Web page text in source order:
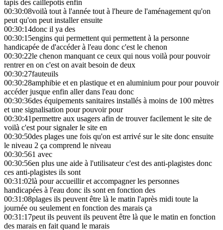
tapis des caillepotis enfin
00:30:08voilà tout à l'année tout à l'heure de l'aménagement qu'on
peut qu'on peut installer ensuite
00:30:14donc il ya des
00:30:15engins qui permettent qui permettent à la personne
handicapée de d'accéder à l'eau donc c'est le chenon
00:30:22le chenon manquant ce ceux qui nous voilà pour pouvoir
rentrer en on c'est on avait besoin de deux
00:30:27fauteuils
00:30:28amphibie et en plastique et en aluminium pour pour pouvoir
accéder jusque enfin aller dans l'eau donc
00:30:36des équipements sanitaires installés à moins de 100 mètres
et une signalisation pour pouvoir pour
00:30:41permettre aux usagers afin de trouver facilement le site de
voilà c'est pour signaler le site en
00:30:50des plages une fois qu'on est arrivé sur le site donc ensuite
le niveau 2 ça comprend le niveau
00:30:561 avec
00:30:56en plus une aide à l'utilisateur c'est des anti-plagistes donc
ces anti-plagistes ils sont
00:31:02là pour accueillir et accompagner les personnes
handicapées à l'eau donc ils sont en fonction des
00:31:08plages ils peuvent être là le matin l'après midi toute la
journée ou seulement en fonction des marais ça
00:31:17peut ils peuvent ils peuvent être là que le matin en fonction
des marais en fait quand le marais